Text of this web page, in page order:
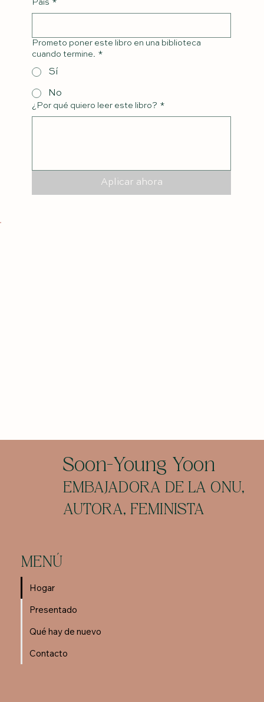
País *
Prometo poner este libro en una biblioteca
cuando termine. *
Sí
No
¿Por qué quiero leer este libro? *
Aplicar ahora
Soon-Young Yoon
EMBAJADORA DE LA ONU,
AUTORA, FEMINISTA
MENÚ
Hogar
Presentado
Qué hay de nuevo
Contacto